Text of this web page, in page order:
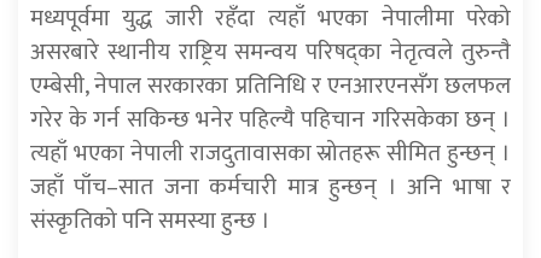
मध्यपूर्वमा युद्ध जारी रहँदा त्यहाँ भएका नेपालीमा परेको
असरबारे स्थानीय राष्ट्रिय समन्वय परिषद्का नेतृत्वले तुरुन्तै
एम्बेसी, नेपाल सरकारका प्रतिनिधि र एनआरएनसँग छलफल
गरेर के गर्न सकिन्छ भनेर पहिल्यै पहिचान गरिसकेका छन् ।
त्यहाँ भएका नेपाली राजदुतावासका स्रोतहरू सीमित हुन्छन् ।
जहाँ पाँच–सात जना कर्मचारी मात्र हुन्छन् । अनि भाषा र
संस्कृतिको पनि समस्या हुन्छ ।